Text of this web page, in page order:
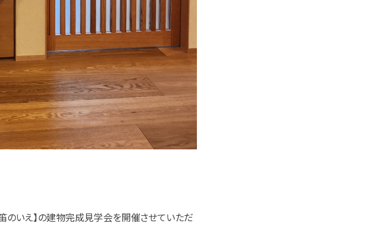
のいえ】の建物完成見学会を開催させていただ